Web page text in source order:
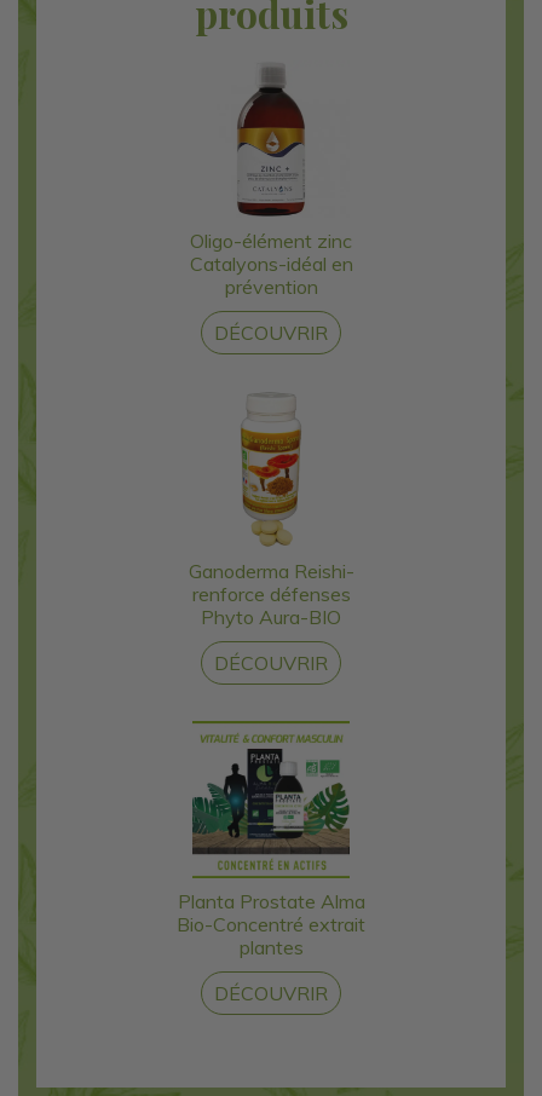
produits
Oligo-élément zinc
Catalyons-idéal en
prévention
DÉCOUVRIR
Ganoderma Reishi-
renforce défenses
Phyto Aura-BIO
DÉCOUVRIR
Planta Prostate Alma
Bio-Concentré extrait
plantes
DÉCOUVRIR